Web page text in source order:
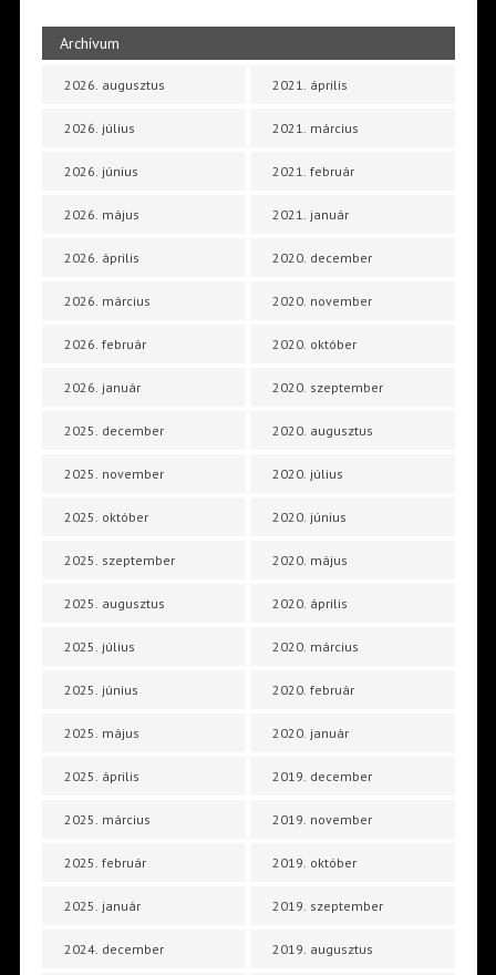
Archívum
2026. augusztus
2026. július
2026. június
2026. május
2026. április
2026. március
2026. február
2026. január
2025. december
2025. november
2025. október
2025. szeptember
2025. augusztus
2025. július
2025. június
2025. május
2025. április
2025. március
2025. február
2025. január
2024. december
2021. április
2021. március
2021. február
2021. január
2020. december
2020. november
2020. október
2020. szeptember
2020. augusztus
2020. július
2020. június
2020. május
2020. április
2020. március
2020. február
2020. január
2019. december
2019. november
2019. október
2019. szeptember
2019. augusztus